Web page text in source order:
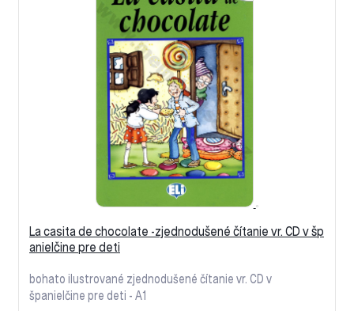
La casita de chocolate -zjednodušené čítanie vr. CD v šp
anielčine pre deti
bohato ilustrované zjednodušené čítanie vr. CD v
španielčine pre deti - A1